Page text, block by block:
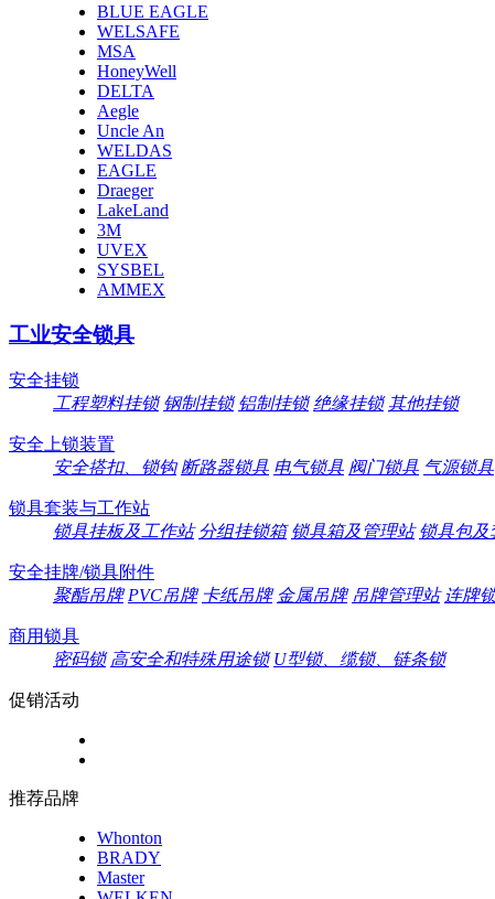
BLUE EAGLE
WELSAFE
MSA
HoneyWell
DELTA
Aegle
Uncle An
WELDAS
EAGLE
Draeger
LakeLand
3M
UVEX
SYSBEL
AMMEX
工业安全锁具
安全挂锁
工程塑料挂锁 钢制挂锁 铝制挂锁 绝缘挂锁 其他挂锁
安全上锁装置
安全搭扣、锁钩 断路器锁具 电气锁具 阀门锁具 气源锁具
锁具套装与工作站
锁具挂板及工作站 分组挂锁箱 锁具箱及管理站 锁具包及
安全挂牌/锁具附件
聚酯吊牌 PVC吊牌 卡纸吊牌 金属吊牌 吊牌管理站 连牌
商用锁具
密码锁 高安全和特殊用途锁 U型锁、缆锁、链条锁
促销活动
推荐品牌
Whonton
BRADY
Master